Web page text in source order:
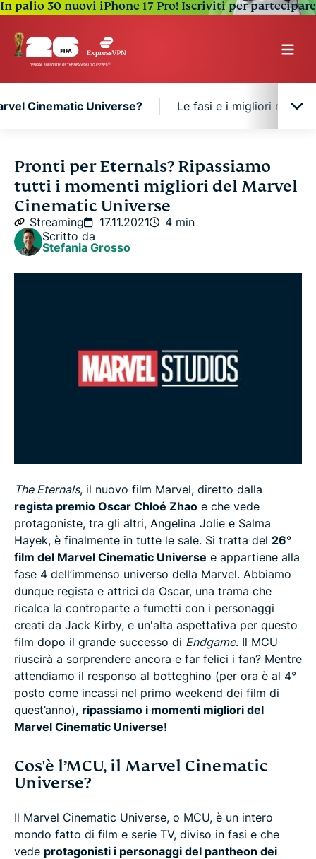
In palio 30 nuovi iPhone 17 Pro! Iscriviti per partecipare
Cinematic Universe? Le fasi e i migliori
Cos'è l’MCU, il Marvel Cinematic Universe?
Le fasi e i migliori momenti del MCU
Pronti per Eternals? Ripassiamo
tutti i momenti migliori del Marvel
Cinematic Universe
Streaming 17.11.2021
4 min
Scritto da
Stefania Grosso
The Eternals, il nuovo film Marvel, diretto dalla
regista premio Oscar Chloé Zhao e che vede
protagoniste, tra gli altri, Angelina Jolie e Salma
Hayek, è finalmente in tutte le sale. Si tratta del 26°
film del Marvel Cinematic Universe e appartiene alla
fase 4 dell’immenso universo della Marvel. Abbiamo
dunque regista e attrici da Oscar, una trama che
ricalca la controparte a fumetti con i personaggi
creati da Jack Kirby, e un'alta aspettativa per questo
film dopo il grande successo di Endgame. Il MCU
riuscirà a sorprendere ancora e far felici i fan? Mentre
attendiamo il responso al botteghino (per ora è al 4°
posto come incassi nel primo weekend dei film di
quest’anno), ripassiamo i momenti migliori del
Marvel Cinematic Universe!
Cos'è l’MCU, il Marvel Cinematic
Universe?
Il Marvel Cinematic Universe, o MCU, è un intero
mondo fatto di film e serie TV, diviso in fasi e che
vede protagonisti i personaggi del pantheon dei